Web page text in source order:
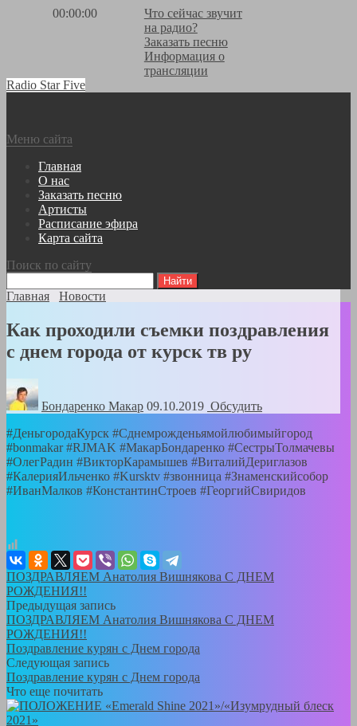
00:00:00
Что сейчас звучит
на радио?
Заказать песню
Информация о
трансляции
Radio Star Five
Меню сайта
Главная
О нас
Заказать песню
Артисты
Расписание эфира
Карта сайта
Поиск по сайту
Главная Новости
Как проходили съемки поздравления
с днем города от курск тв ру
Бондаренко Mакар 09.10.2019 Обсудить
#ДеньгородаКурск #Сднемрожденьямойлюбимыйгород
#bonmakar #RJMAK #МакарБондаренко #СестрыТолмачевы
#ОлегРадин #ВикторКарамышев #ВиталийДериглазов
#КалерияИльченко #Kursktv #звонница #Знаменскийсобор
#ИванМалков #КонстантинСтроев #ГеоргийСвиридов
ПОЗДРАВЛЯЕМ Анатолия Вишнякова С ДНЕМ
РОЖДЕНИЯ!!
Предыдущая запись
ПОЗДРАВЛЯЕМ Анатолия Вишнякова С ДНЕМ
РОЖДЕНИЯ!!
Поздравление курян с Днем города
Следующая запись
Поздравление курян с Днем города
Что еще почитать